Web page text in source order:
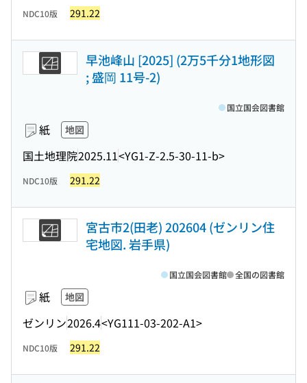
NDC10版 291.22
早池峰山 [2025] (2万5千分1地形図
; 盛岡 11号-2)
紙 地図
国土地理院2025.11<YG1-Z-2.5-30-11-b>
国立国会図書館
NDC10版 291.22
宮古市2(田老) 202604 (ゼンリン住
宅地図. 岩手県)
紙 地図
ゼンリン2026.4<YG111-03-202-A1>
国立国会図書館 全国の図書館
NDC10版 291.22